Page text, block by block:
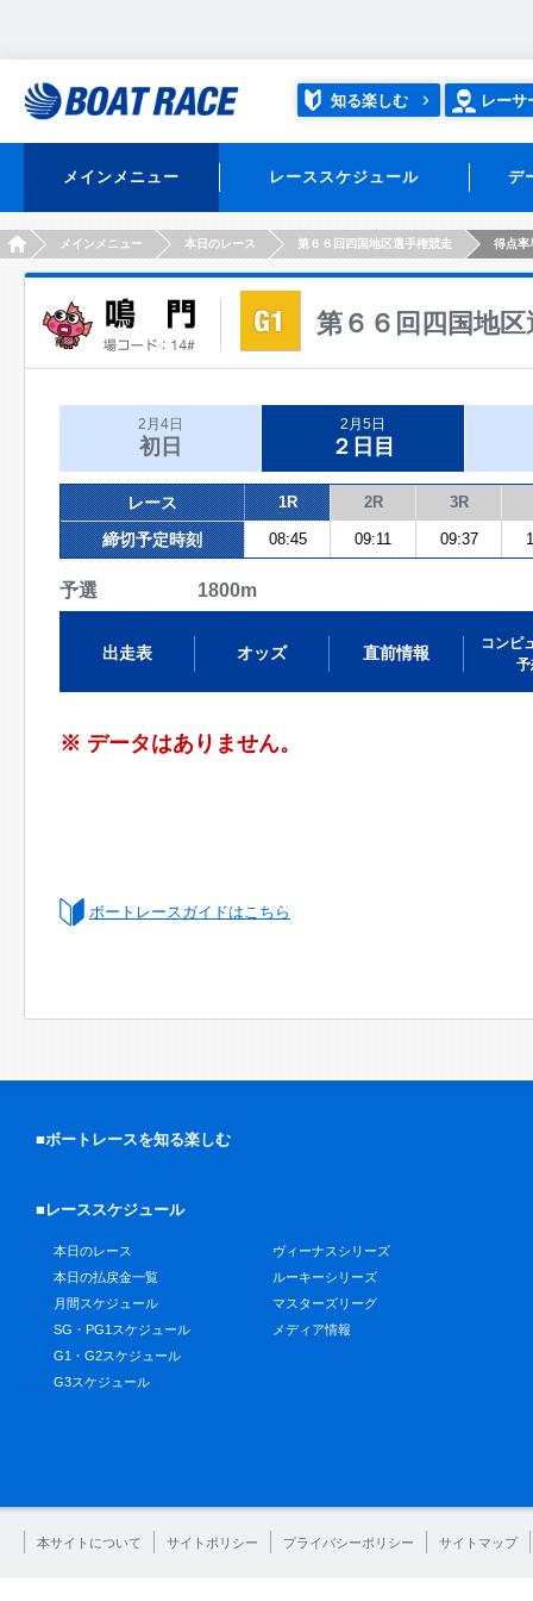
知る楽しむ レーサ
メインメニュー レーススケジュール デ
HOMEメインメニュー 本日のレース 第６６回四国地区選手権競走 得点率
第６６回四国地
2月4日
初日
2月5日
２日目
レース 1R 2R 3R
締切予定時刻 08:45 09:11 09:37
予選 1800m
出走表 オッズ 直前情報
コンピ
予
※ データはありません。
ボートレースガイドはこちら
■ボートレースを知る楽しむ
■レーススケジュール
本日のレース
本日の払戻金一覧
月間スケジュール
SG・PG1スケジュール
G1・G2スケジュール
G3スケジュール
ヴィーナスシリーズ
ルーキーシリーズ
マスターズリーグ
メディア情報
本サイトについて サイトポリシー プライバシーポリシー サイトマップ